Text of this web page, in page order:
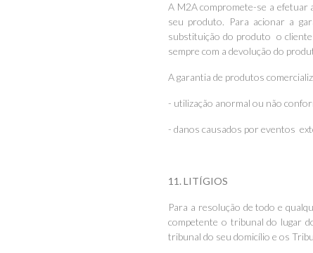
A M2A compromete-se a efetuar
seu produto. Para acionar a
substituição do produto o
sempre com a devolução do
A garantia de produtos
- utilização anormal ou não
- danos causados por eventos
11. LITÍGIOS
Para a resolução de todo e
competente o tribunal do lugar
tribunal do seu domicílio e os